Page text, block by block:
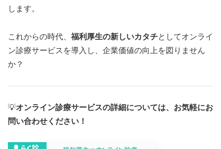
します。
これからの時代、 福利厚生の新しいカタチとしてオンライ
ン診療サービスを導入し、企業価値の向上を図りません
か？
💡オンライン診療サービスの詳細については、お気軽にお
問い合わせください！